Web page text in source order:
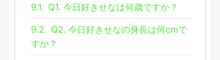
9.1. Q1. 今日好きせなは何歳ですか？
9.2. Q2. 今日好きせなの身長は何cmで
すか？